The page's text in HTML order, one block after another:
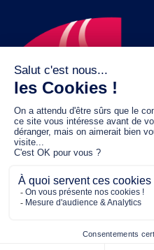
Le fonds de dotation MGC
jouer un rôle dans la
pour tous.
2/4 place de l’Abbé G.
75637 PARIS CEDEX 13
01 40 78 06 56
Nous contacter